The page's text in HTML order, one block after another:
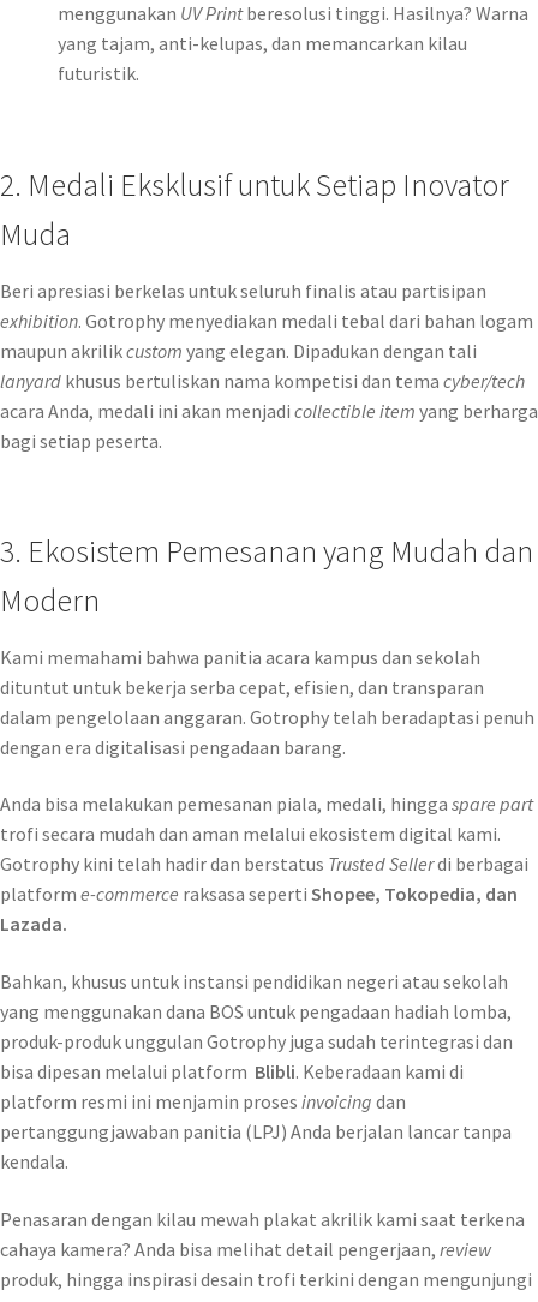
menggunakan UV Printberesolusi tinggi. Hasilnya? Warna
yang tajam, anti-kelupas, dan memancarkan kilau
futuristik.
2. Medali Eksklusif untuk Setiap Inovator
Muda
Beri apresiasi berkelas untuk seluruh finalis atau partisipan
exhibition. Gotrophy menyediakan medali tebal dari bahan logam
maupun akrilikcustom yang elegan. Dipadukan dengan tali
lanyard khusus bertuliskan nama kompetisi dan tema cyber/tech
acara Anda, medali ini akan menjadi collectible item yang berharga
bagi setiap peserta.
3. Ekosistem Pemesanan yang Mudah dan
Modern
Kami memahami bahwa panitia acara kampus dan sekolah
dituntut untuk bekerja serba cepat, efisien, dan transparan
dalam pengelolaan anggaran. Gotrophy telah beradaptasi penuh
dengan era digitalisasi pengadaan barang.
Anda bisa melakukan pemesanan piala, medali, hingga spare part
trofi secara mudah dan aman melalui ekosistem digital kami.
Gotrophy kini telah hadir dan berstatus Trusted Sellerdi berbagai
platform e-commerce raksasa seperti Shopee, Tokopedia, dan
Lazada.
Bahkan, khusus untuk instansi pendidikan negeri atau sekolah
yang menggunakan dana BOS untuk pengadaan hadiah lomba,
produk-produk unggulan Gotrophy juga sudah terintegrasi dan
bisa dipesan melalui platform Blibli. Keberadaan kami di
platform resmi ini menjamin proses invoicing dan
pertanggungjawaban panitia (LPJ) Anda berjalan lancar tanpa
kendala.
Penasaran dengan kilau mewah plakat akrilik kami saat terkena
cahaya kamera? Anda bisa melihat detail pengerjaan, review
produk, hingga inspirasi desain trofi terkini dengan mengunjungi